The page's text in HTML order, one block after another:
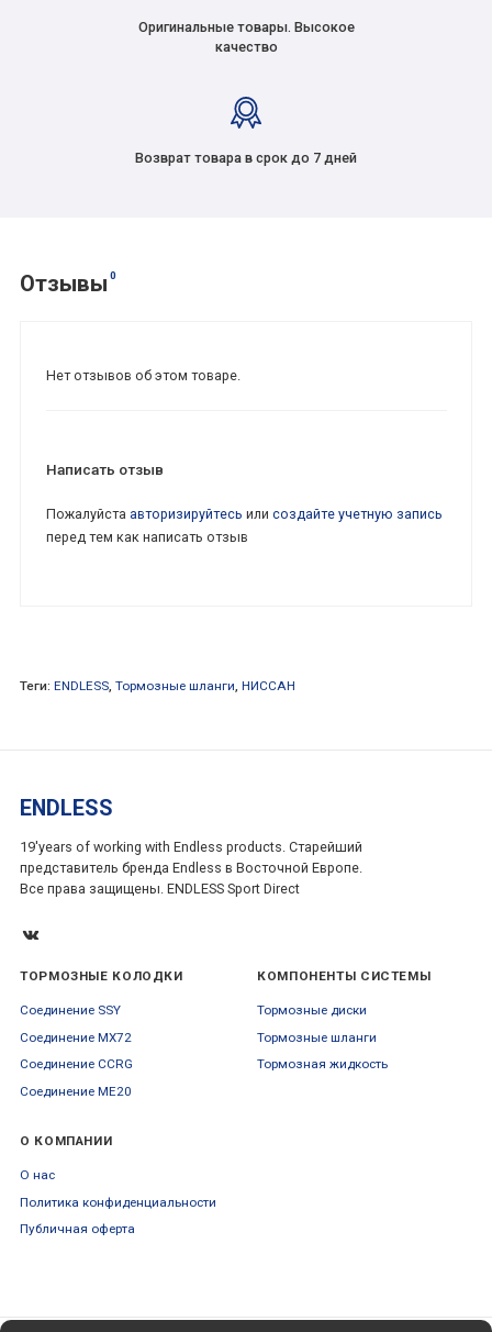
Оригинальные товары. Высокое
качество
Возврат товара в срок до 7 дней
Отзывы 0
Нет отзывов об этом товаре.
Написать отзыв
Пожалуйста авторизируйтесь или создайте учетную запись
перед тем как написать отзыв
Теги: ENDLESS, Тормозные шланги, НИССАН
ENDLESS
19'years of working with Endless products. Старейший
представитель бренда Endless в Восточной Европе.
Все права защищены. ENDLESS Sport Direct
ТОРМОЗНЫЕ КОЛОДКИ
Соединение SSY
Соединение MX72
Соединение CCRG
Соединение ME20
КОМПОНЕНТЫ СИСТЕМЫ
Тормозные диски
Тормозные шланги
Тормозная жидкость
О КОМПАНИИ
О нас
Политика конфиденциальности
Публичная оферта